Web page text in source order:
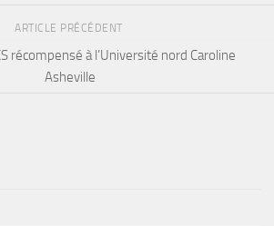
ARTICLE PRÉCÉDENT
récompensé à l’Université nord Caroline
Asheville